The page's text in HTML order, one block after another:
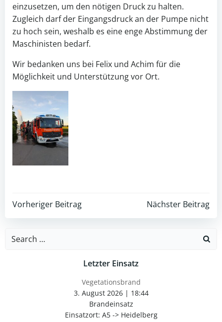
einzusetzen, um den nötigen Druck zu halten.
Zugleich darf der Eingangsdruck an der Pumpe nicht
zu hoch sein, weshalb es eine enge Abstimmung der
Maschinisten bedarf.
Wir bedanken uns bei Felix und Achim für die
Möglichkeit und Unterstützung vor Ort.
Post
navigation
Vorheriger Beitrag
Post
navigation
Nächster Beitrag
Search
Letzter Einsatz
Vegetationsbrand
3. August 2026| 18:44
Brandeinsatz
Einsatzort: A5 -> Heidelberg